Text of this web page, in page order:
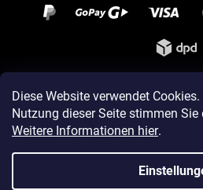
Diese Website verwendet
Nutzung dieser Seite stimmen Sie
Weitere Informationen hier.
Instagram
Erstellt von